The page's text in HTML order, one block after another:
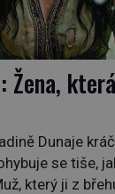
Žena,
Dunaje
se tiše,
který ji z